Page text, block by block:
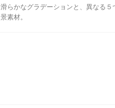
滑らかなグラデーションと、異なる
景素材。